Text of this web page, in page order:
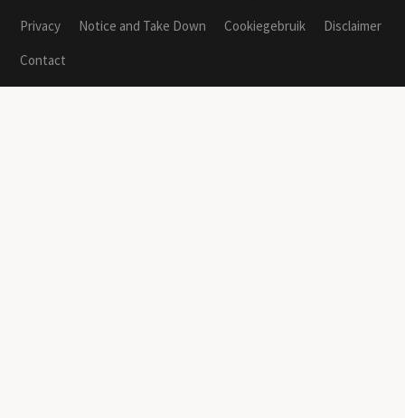
Privacy
Notice and Take Down Cookiegebruik
Disclaimer
Contact